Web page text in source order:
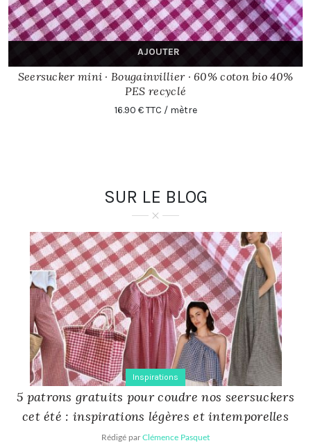
AJOUTER
Seersucker mini · Bougainvillier · 60% coton bio 40%
PES recyclé
16.90 € TTC / mètre
SUR LE BLOG
Inspirations
5 patrons gratuits pour coudre nos seersuckers
cet été : inspirations légères et intemporelles
Rédigé par Clémence Pasquet